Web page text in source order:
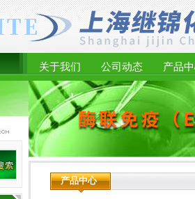
关于我们 公司动态 产品
产品中心